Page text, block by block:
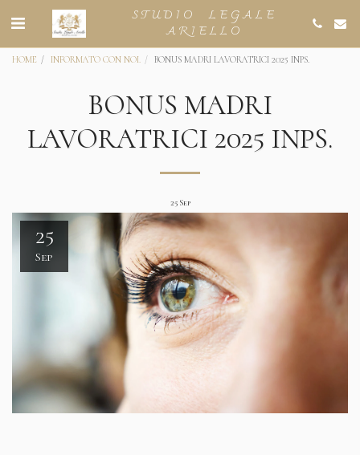
STUDIO LEGALE
ARIELLO
HOME INFORMATO CON NOI. BONUS MADRI LAVORATRICI 2025 INPS.
BONUS MADRI
LAVORATRICI 2025 INPS.
25 Sep
25
Sep